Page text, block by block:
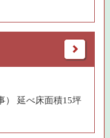
） 延べ床面積15坪